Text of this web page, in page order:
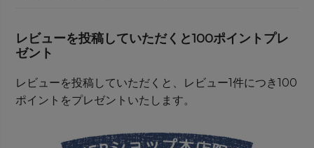
レビューを投稿していただくと100ポイントプレ
ゼント
レビューを投稿していただくと、レビュー1件につき100
ポイントをプレゼントいたします。